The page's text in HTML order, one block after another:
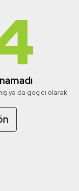
ya da geçici olarak